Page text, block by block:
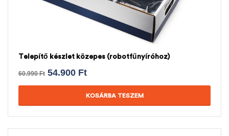
Telepítő készlet közepes (robotfűnyíróhoz)
60.990Ft 54.900 Ft
KOSÁRBA TESZEM